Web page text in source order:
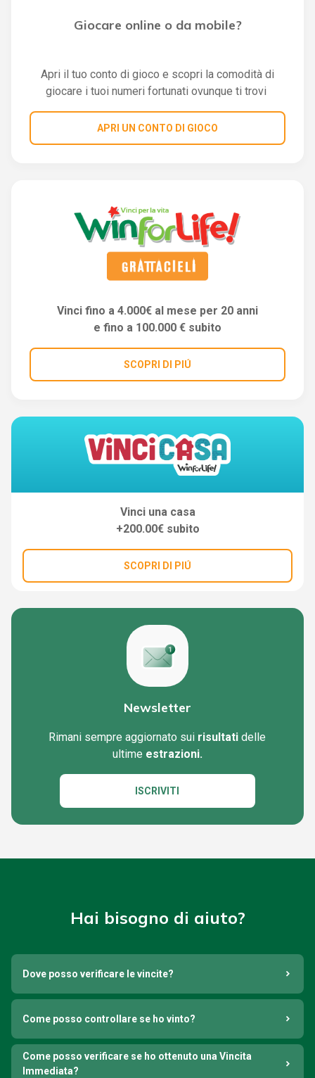
Giocare online o da mobile?
Apri il tuo conto di gioco e scopri la comodità di
giocare i tuoi numeri fortunati ovunque ti trovi
APRI UN CONTO DI GIOCO
Vinci fino a 4.000€ al mese per 20 anni
e fino a 100.000 € subito
SCOPRI DI PIÚ
Vinci una casa
+200.00€ subito
SCOPRI DI PIÚ
Newsletter
Rimani sempre aggiornato sui risultati delle
ultime estrazioni.
ISCRIVITI
Hai bisogno di aiuto?
Dove posso verificare le vincite?
Come posso controllare se ho vinto?
Come posso verificare se ho ottenuto una Vincita
Immediata?